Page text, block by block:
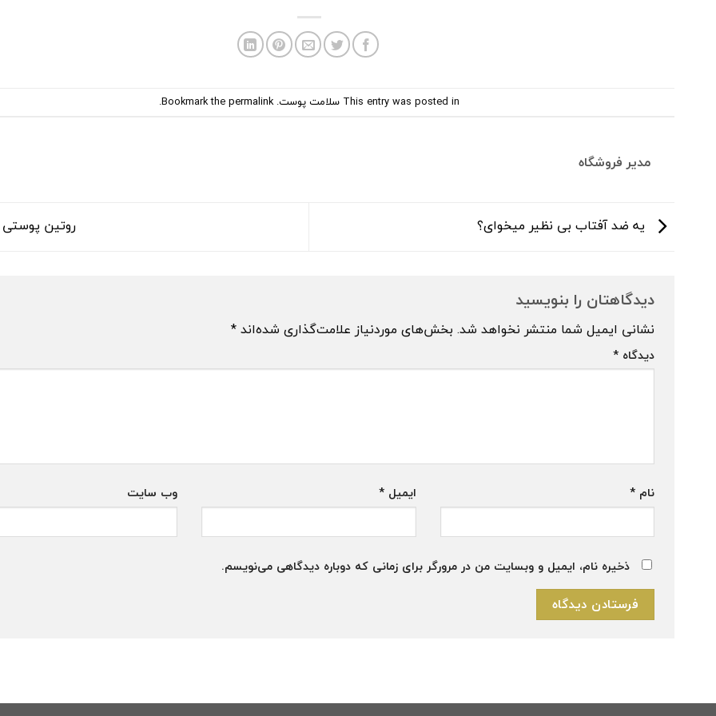
This entry was posted in سلامت پوست. Bookmark the
permalink
.
مدیر فروشگاه
یه ضد آفتاب بی نظیر میخوای؟ روتین
دیدگاهتان را بنویسید
نشانی ایمیل شما منتشر نخواهد شد. بخش‌های موردنیاز علامت‌گذاری شده‌اند*
دیدگاه *
نام * ایمیل* وب‌ سایت
ذخیره نام، ایمیل و وبسایت من در مرورگر برای زمانی که دوباره دیدگاهی می‌نویسم.